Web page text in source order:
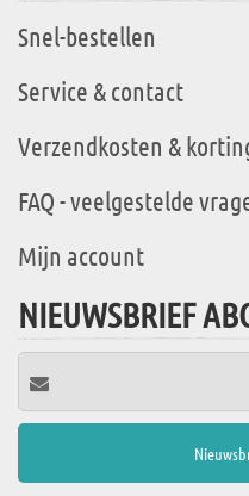
Snel-bestellen
Service & contact
Verzendkosten &
FAQ - veelgestelde
Mijn account
NIEUWSBRIEF